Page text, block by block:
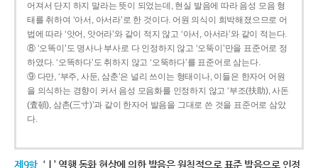
어져서 단지 하지 말라는 뜻이 되었는데, 현실 발음에 따라 음성 모음 형
태를 취하여 ‘아서, 아서라’로 한 것이다. 어원 의식이 희박해졌으므로 어
법에 따라 ‘앗어, 앗어라’와 같이 적지 않고 ‘아서, 아서라’와 같이 적는다.
⑧ ‘오똑이’도 명사나 부사로 다 인정하지 않고 ‘오뚝이’만을 표준어로 정
하였다. ‘오똑하다’도 취하지 않고 ‘오뚝하다’를 표준어로 삼는다.
⑨ 다만, ‘부주, 사둔, 삼춘’은 널리 쓰이는 형태이나, 이들은 한자어 어원
을 의식하는 경향이 커서 음성 모음화를 인정하지 않고 ‘부조(扶助), 사돈
(査頓), 삼촌(三寸)’과 같이 한자어 발음을 그대로 쓴 것을 표준어로 삼았
다.
제9항 ‘ㅣ’ 역행 동화 현상에 의한 발음은 원칙적으로 표준 발음으로 인정